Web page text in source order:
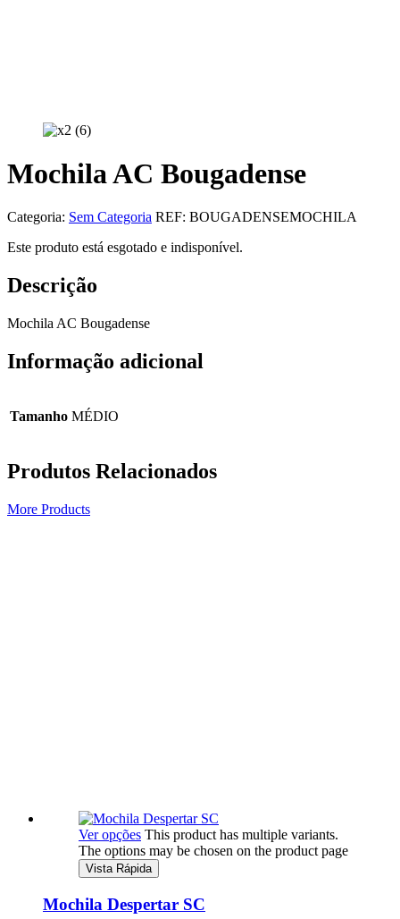
Mochila AC Bougadense
Categoria: Sem Categoria REF: BOUGADENSEMOCHILA
Este produto está esgotado e indisponível.
Descrição
Mochila AC Bougadense
Informação adicional
Tamanho MÉDIO
Produtos Relacionados
More Products
Ver opções This product has multiple variants.
The options may be chosen on the product page
Vista Rápida
Mochila Despertar SC